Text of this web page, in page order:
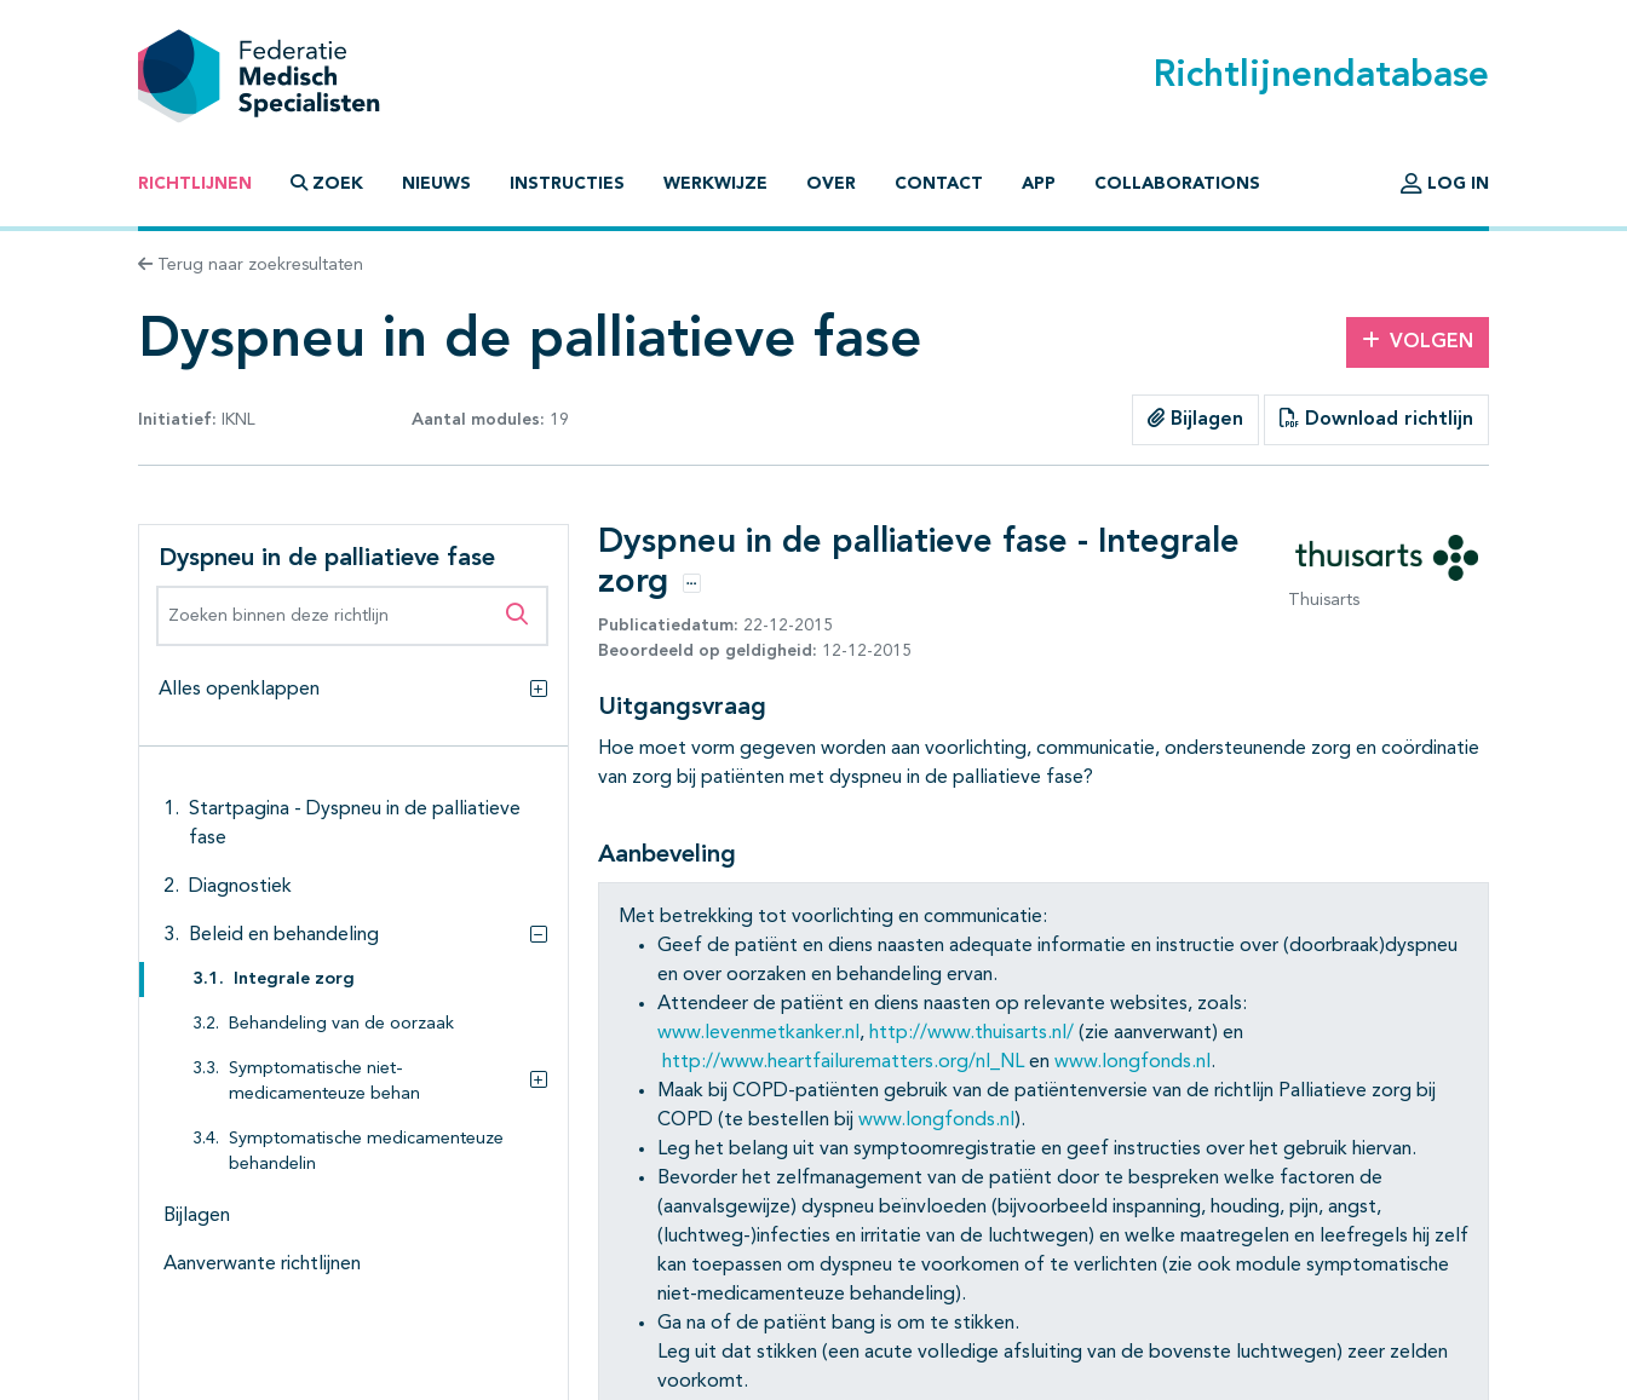
Richtlijnendatabase
RICHTLIJNEN ZOEK NIEUWS INSTRUCTIES WERKWIJZE OVER CONTACT APP COLLABORATIONS LOG IN
Terug naar zoekresultaten
Dyspneu in de palliatieve fase VOLGEN
Initiatief: IKNL Aantal modules: 19 Bijlagen Download richtlijn
Dyspneu in de palliatieve fase
Zoeken binnen deze richtlijn
Alles openklappen
Alles openklappen
Startpagina - Dyspneu in de palliatieve
fase
Diagnostiek
Beleid en behandeling
Subpagina's open- en dichtklappen
Integrale zorg
Behandeling van de oorzaak
Symptomatische niet-
medicamenteuze behan
Subpagina's open- en dichtklappen
Symptomatische medicamenteuze
behandelin
Bijlagen
Aanverwante richtlijnen
Dyspneu in de palliatieve fase - Integrale
zorg
Opties
Publicatiedatum: 22-12-2015
Beoordeeld op geldigheid: 12-12-2015
Thuisarts
Uitgangsvraag
Hoe moet vorm gegeven worden aan voorlichting, communicatie, ondersteunende zorg en coördinatie
van zorg bij patiënten met dyspneu in de palliatieve fase?
Aanbeveling
Met betrekking tot voorlichting en communicatie:
Geef de patiënt en diens naasten adequate informatie en instructie over (doorbraak)dyspneu
en over oorzaken en behandeling ervan.
Attendeer de patiënt en diens naasten op relevante websites, zoals:
www.levenmetkanker.nl, http://www.thuisarts.nl/ (zie aanverwant) en
http://www.heartfailurematters.org/nl_NLen www.longfonds.nl.
Maak bij COPD-patiënten gebruik van de patiëntenversie van de richtlijn Palliatieve zorg bij
COPD (te bestellen bij www.longfonds.nl).
Leg het belang uit van symptoomregistratie en geef instructies over het gebruik hiervan.
Bevorder het zelfmanagement van de patiënt door te bespreken welke factoren de
(aanvalsgewijze) dyspneu beïnvloeden (bijvoorbeeld inspanning, houding, pijn, angst,
(luchtweg-)infecties en irritatie van de luchtwegen) en welke maatregelen en leefregels hij zelf
kan toepassen om dyspneu te voorkomen of te verlichten (zie ook module symptomatische
niet-medicamenteuze behandeling).
Ga na of de patiënt bang is om te stikken.
Leg uit dat stikken (een acute volledige afsluiting van de bovenste luchtwegen) zeer zelden
voorkomt.